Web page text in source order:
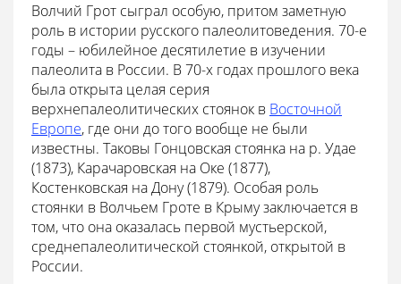
Волчий Грот сыграл особую, притом заметную
роль в истории русского палеолитоведения. 70-е
годы – юбилейное десятилетие в изучении
палеолита в России. В 70-х годах прошлого века
была открыта целая серия
верхнепалеолитических стоянок в Восточной
Европе, где они до того вообще не были
известны. Таковы Гонцовская стоянка на р. Удае
(1873), Карачаровская на Оке (1877),
Костенковская на Дону (1879). Особая роль
стоянки в Волчьем Гроте в Крыму заключается в
том, что она оказалась первой мустьерской,
среднепалеолитической стоянкой, открытой в
России.